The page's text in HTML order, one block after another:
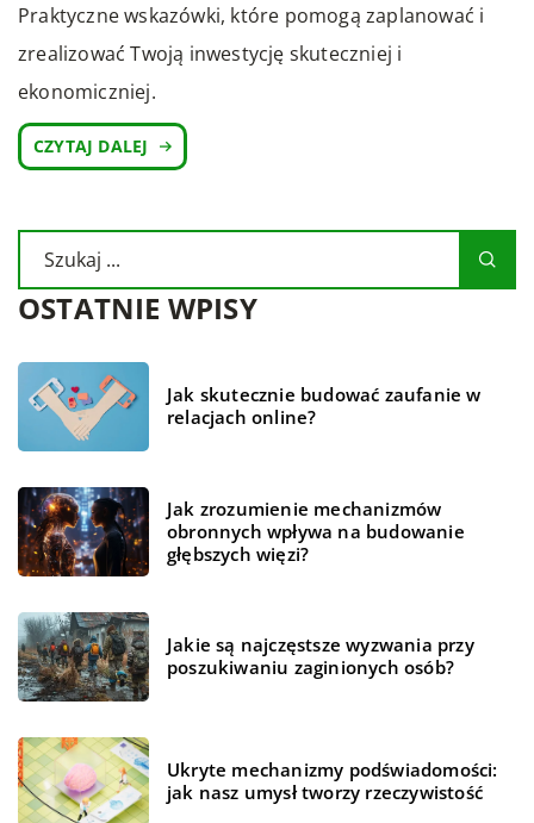
Praktyczne wskazówki, które pomogą zaplanować i
zrealizować Twoją inwestycję skuteczniej i
ekonomiczniej.
CZYTAJ DALEJ
OSTATNIE WPISY
Jak skutecznie budować zaufanie w
relacjach online?
Jak zrozumienie mechanizmów
obronnych wpływa na budowanie
głębszych więzi?
Jakie są najczęstsze wyzwania przy
poszukiwaniu zaginionych osób?
Ukryte mechanizmy podświadomości:
jak nasz umysł tworzy rzeczywistość